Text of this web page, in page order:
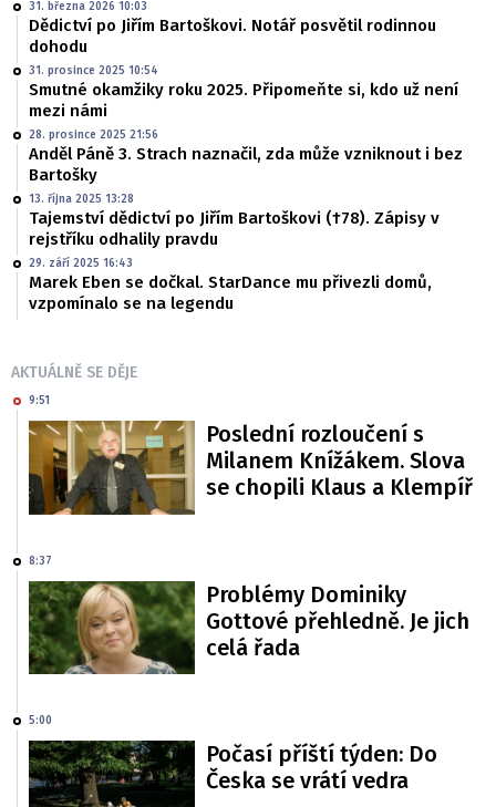
31. března 2026 10:03
Dědictví po Jiřím Bartoškovi. Notář posvětil rodinnou
dohodu
31. prosince 2025 10:54
Smutné okamžiky roku 2025. Připomeňte si, kdo už není
mezi námi
28. prosince 2025 21:56
Anděl Páně 3. Strach naznačil, zda může vzniknout i bez
Bartošky
13. října 2025 13:28
Tajemství dědictví po Jiřím Bartoškovi (†78). Zápisy v
rejstříku odhalily pravdu
29. září 2025 16:43
Marek Eben se dočkal. StarDance mu přivezli domů,
vzpomínalo se na legendu
AKTUÁLNĚ SE DĚJE
9:51
Poslední rozloučení s
Milanem Knížákem. Slova
se chopili Klaus a Klempíř
8:37
Problémy Dominiky
Gottové přehledně. Je jich
celá řada
5:00
Počasí příští týden: Do
Česka se vrátí vedra